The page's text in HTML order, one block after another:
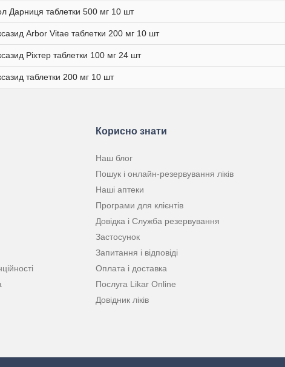
Дарниця таблетки 500 мг 10 шт
Arbor Vitae таблетки 200 мг 10 шт
Ріхтер таблетки 100 мг 24 шт
таблетки 200 мг 10 шт
Корисно знати
Наш блог
Пошук і онлайн-резервування ліків
Наші аптеки
Програми для клієнтів
Довідка і Служба резервування
Застосунок
Запитання і відповіді
Оплата і доставка
Послуга Likar Online
Довідник ліків